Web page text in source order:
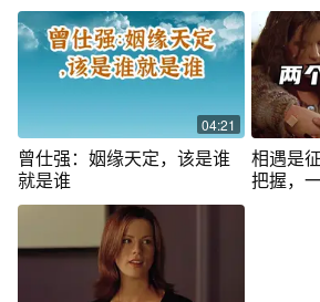
04:21
曾仕强：姻缘天定，该是谁
就是谁
相遇是
把握，